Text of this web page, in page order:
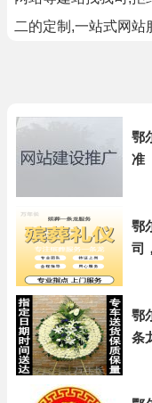
二的定制,一站式网站
鄂
准
鄂
司
鄂
条